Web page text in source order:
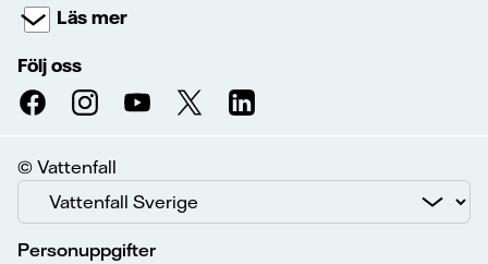
Läs mer
Följ oss
© Vattenfall
Personuppgifter